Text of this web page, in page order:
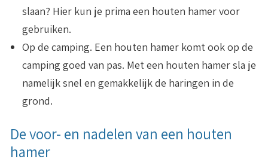
slaan? Hier kun je prima een houten hamer voor
gebruiken.
Op de camping. Een houten hamer komt ook op de
camping goed van pas. Met een houten hamer sla je
namelijk snel en gemakkelijk de haringen in de
grond.
De voor- en nadelen van een houten
hamer